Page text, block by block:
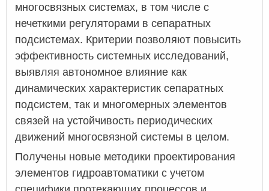
многосвязных системах, в том числе с
нечеткими регуляторами в сепаратных
подсистемах. Критерии позволяют повысить
эффективность системных исследований,
выявляя автономное влияние как
динамических характеристик сепаратных
подсистем, так и многомерных элементов
связей на устойчивость периодических
движений многосвязной системы в целом.
Получены новые методики проектирования
элементов гидроавтоматики с учетом